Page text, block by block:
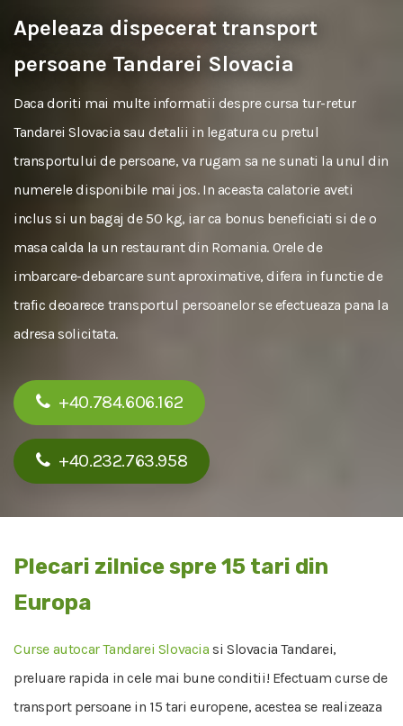
Apeleaza dispecerat transport
persoane Tandarei Slovacia
Daca doriti mai multe informatii despre cursa tur-retur
Tandarei Slovacia sau detalii in legatura cu pretul
transportului de persoane, va rugam sa ne sunati la unul din
numerele disponibile mai jos. In aceasta calatorie aveti
inclus si un bagaj de 50 kg, iar ca bonus beneficiati si de o
masa calda la un restaurant din Romania. Orele de
imbarcare-debarcare sunt aproximative, difera in functie de
trafic deoarece transportul persoanelor se efectueaza pana la
adresa solicitata.
+40.784.606.162
+40.232.763.958
Plecari zilnice spre 15 tari din
Europa
Curse autocar Tandarei Slovacia si Slovacia Tandarei,
preluare rapida in cele mai bune conditii! Efectuam curse de
transport persoane in 15 tari europene, acestea se realizeaza